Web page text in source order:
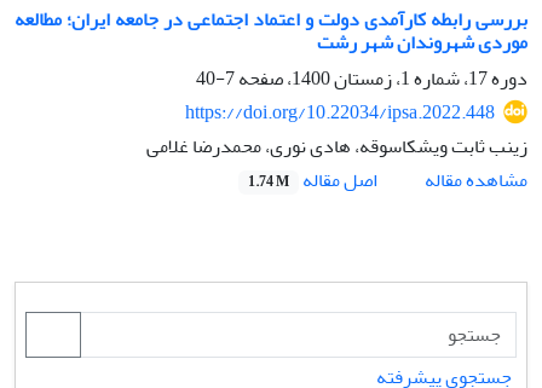
بررسی رابطه کارآمدی دولت و اعتماد اجتماعی در جامعه ایران؛ مطالعه
موردی شهروندان شهر رشت
دوره 17، شماره 1، زمستان 1400، صفحه
7-40
https://doi.org/10.22034/ipsa.2022.448
زینب ثابت ویشکاسوقه، هادی نوری، محمدرضا غلامی
مشاهده مقاله
اصل مقاله 1.74 M
جستجوی پیشرفته